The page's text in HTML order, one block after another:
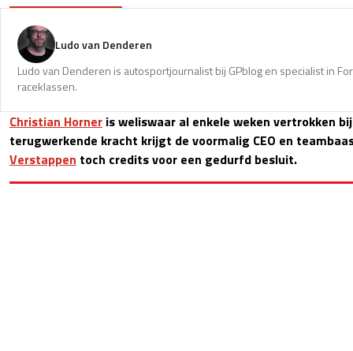
Ludo van Denderen
Ludo van Denderen is autosportjournalist bij GPblog en specialist in
raceklassen.
Christian Horner is weliswaar al enkele weken vertrokken
terugwerkende kracht krijgt de voormalig CEO en
Verstappen toch credits voor een gedurfd besluit.